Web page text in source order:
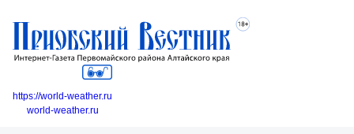
https://world-weather.ru
world-weather.ru